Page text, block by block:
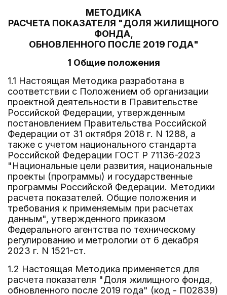
МЕТОДИКА
РАСЧЕТА ПОКАЗАТЕЛЯ "ДОЛЯ ЖИЛИЩНОГО
ФОНДА,
ОБНОВЛЕННОГО ПОСЛЕ 2019 ГОДА"
1 Общие положения
1.1 Настоящая Методика разработана в
соответствии с Положением об организации
проектной деятельности в Правительстве
Российской Федерации, утвержденным
постановлением Правительства Российской
Федерации от 31 октября 2018 г. N 1288, а
также с учетом национального стандарта
Российской Федерации ГОСТ Р 71136-2023
"Национальные цели развития, национальные
проекты (программы) и государственные
программы Российской Федерации. Методики
расчета показателей. Общие положения и
требования к применяемым при расчетах
данным", утвержденного приказом
Федерального агентства по техническому
регулированию и метрологии от 6 декабря
2023 г. N 1521-ст.
1.2 Настоящая Методика применяется для
расчета показателя "Доля жилищного фонда,
обновленного после 2019 года" (код - П02839)